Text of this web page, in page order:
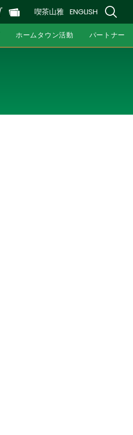
喫茶山雅 ENGLISH
ホームタウン活動 パートナー